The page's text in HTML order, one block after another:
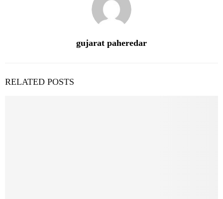
gujarat paheredar
RELATED POSTS